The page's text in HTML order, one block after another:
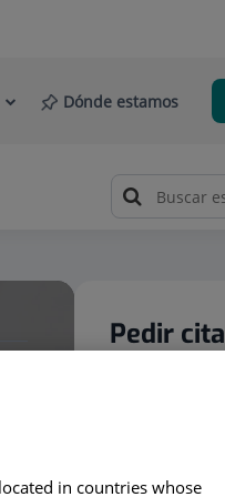
Dónde estamos
Pedir cita
in countries whose